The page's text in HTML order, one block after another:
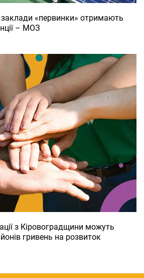
«первинки» отримають
– МОЗ
з Кіровоградщини можуть
гривень на розвиток